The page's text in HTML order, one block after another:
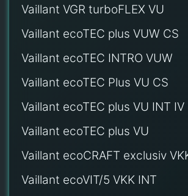
Vaillant VGR turboFLEX VU
Vaillant ecoTEC plus VUW CS
Vaillant ecoTEC INTRO VUW
Vaillant ecoTEC Plus VU CS
Vaillant ecoTEC plus VU INT IV
Vaillant ecoTEC plus VU
Vaillant ecoCRAFT exclusiv
Vaillant ecoVIT/5 VKK INT